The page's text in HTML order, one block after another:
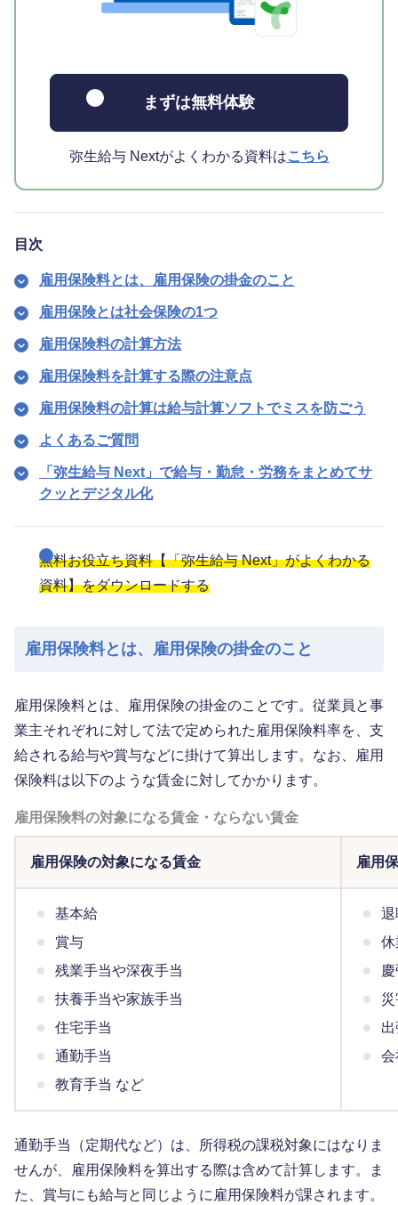
まずは無料体験
弥生給与 Nextがよくわかる資料はこちら
目次
雇用保険料とは、雇用保険の掛金のこと
雇用保険とは社会保険の1つ
雇用保険料の計算方法
雇用保険料を計算する際の注意点
雇用保険料の計算は給与計算ソフトでミスを防ごう
よくあるご質問
「弥生給与 Next」で給与・勤怠・労務をまとめてサ
クッとデジタル化
無料お役立ち資料【「弥生給与 Next」がよくわかる
資料】をダウンロードする
雇用保険料とは、雇用保険の掛金のこと
雇用保険料とは、雇用保険の掛金のことです。従業員と事
業主それぞれに対して法で定められた雇用保険料率を、支
給される給与や賞与などに掛けて算出します。なお、雇用
保険料は以下のような賃金に対してかかります。
雇用保険料の対象になる賃金・ならない賃金
雇用保険の対象になる賃金 雇用
基本給
賞与
残業手当や深夜手当
扶養手当や家族手当
住宅手当
通勤手当
教育手当 など
退
休
会
通勤手当（定期代など）は、所得税の課税対象にはなりま
せんが、雇用保険料を算出する際は含めて計算します。ま
た、賞与にも給与と同じように雇用保険料が課されます。